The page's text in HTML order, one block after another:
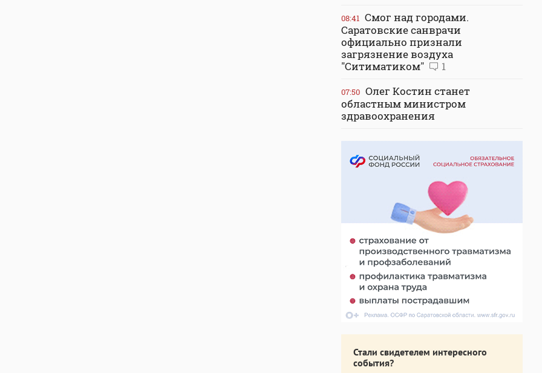
08:41 Смог над городами.
Саратовские санврачи
официально признали
загрязнение воздуха
"Ситиматиком"
1
07:50 Олег Костин станет
областным министром
здравоохранения
Стали свидетелем интересного
события?